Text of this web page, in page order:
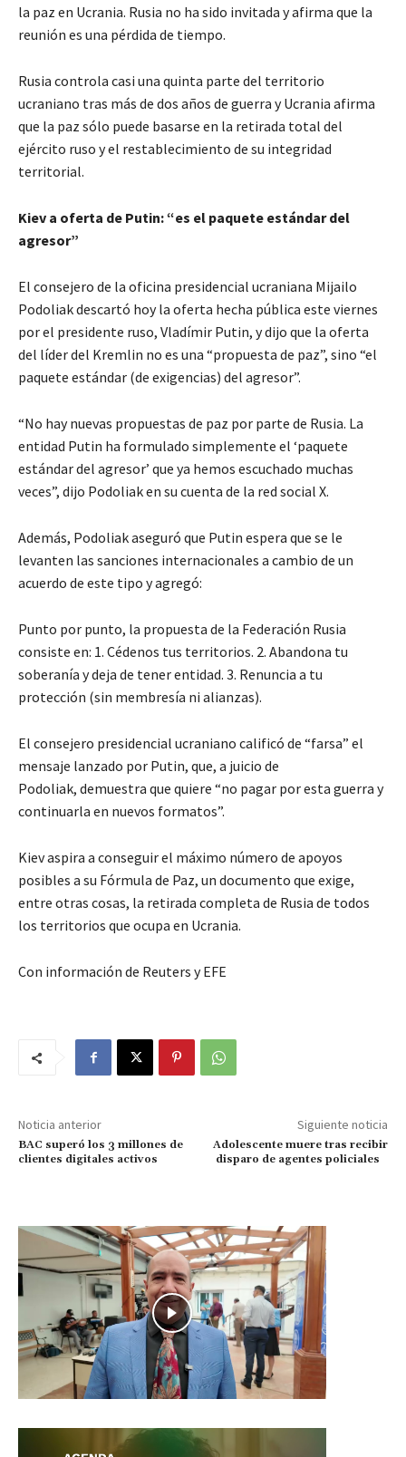
la paz en Ucrania. Rusia no ha sido invitada y afirma que la
reunión es una pérdida de tiempo.
Rusia controla casi una quinta parte del territorio
ucraniano tras más de dos años de guerra y Ucrania afirma
que la paz sólo puede basarse en la retirada total del
ejército ruso y el restablecimiento de su integridad
territorial.
Kiev a oferta de Putin: “es el paquete estándar del
agresor”
El consejero de la oficina presidencial ucraniana Mijailo
Podoliak descartó hoy la oferta hecha pública este viernes
por el presidente ruso, Vladímir Putin, y dijo que la oferta
del líder del Kremlin no es una “propuesta de paz”, sino “el
paquete estándar (de exigencias) del agresor”.
“No hay nuevas propuestas de paz por parte de Rusia. La
entidad Putin ha formulado simplemente el ‘paquete
estándar del agresor’ que ya hemos escuchado muchas
veces”, dijo Podoliak en su cuenta de la red social X.
Además, Podoliak aseguró que Putin espera que se le
levanten las sanciones internacionales a cambio de un
acuerdo de este tipo y agregó:
Punto por punto, la propuesta de la Federación Rusia
consiste en: 1. Cédenos tus territorios. 2. Abandona tu
soberanía y deja de tener entidad. 3. Renuncia a tu
protección (sin membresía ni alianzas).
El consejero presidencial ucraniano calificó de “farsa” el
mensaje lanzado por Putin, que, a juicio de
Podoliak, demuestra que quiere “no pagar por esta guerra y
continuarla en nuevos formatos”.
Kiev aspira a conseguir el máximo número de apoyos
posibles a su Fórmula de Paz, un documento que exige,
entre otras cosas, la retirada completa de Rusia de todos
los territorios que ocupa en Ucrania.
Con información de Reuters y EFE
Noticia anterior
BAC superó los 3 millones de
clientes digitales activos
Siguiente noticia
Adolescente muere tras recibir
disparo de agentes policiales